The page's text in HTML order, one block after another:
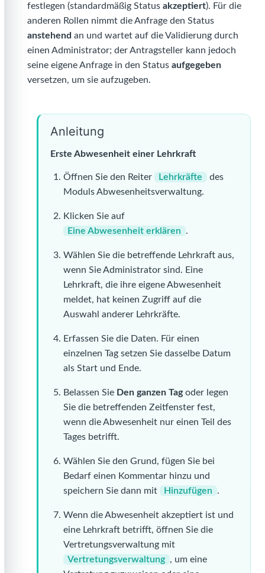
festlegen (standardmäßig Statusakzeptiert). Für die
anderen Rollen nimmt die Anfrage den Status
anstehend an und wartet auf die Validierung durch
einen Administrator; der Antragsteller kann jedoch
seine eigene Anfrage in den Statusaufgegeben
versetzen, um sie aufzugeben.
Anleitung
Erste Abwesenheit einer Lehrkraft
Öffnen Sie den Reiter Lehrkräfte
des
Moduls Abwesenheitsverwaltung.
Klicken Sie auf
Eine Abwesenheit erklären
.
Wählen Sie die betreffende Lehrkraft aus,
wenn Sie Administrator sind. Eine
Lehrkraft, die ihre eigene Abwesenheit
meldet, hat keinen Zugriff auf die
Auswahl anderer Lehrkräfte.
Erfassen Sie die Daten. Für einen
einzelnen Tag setzen Sie dasselbe Datum
als Start und Ende.
Belassen Sie Den ganzen Tagoder legen
Sie die betreffenden Zeitfenster fest,
wenn die Abwesenheit nur einen Teil des
Tages betrifft.
Wählen Sie den Grund, fügen Sie bei
Bedarf einen Kommentar hinzu und
speichern Sie dann mit
Hinzufügen .
Wenn die Abwesenheit akzeptiert ist und
eine Lehrkraft betrifft, öffnen Sie die
Vertretungsverwaltung mit
Vertretungsverwaltung , um eine